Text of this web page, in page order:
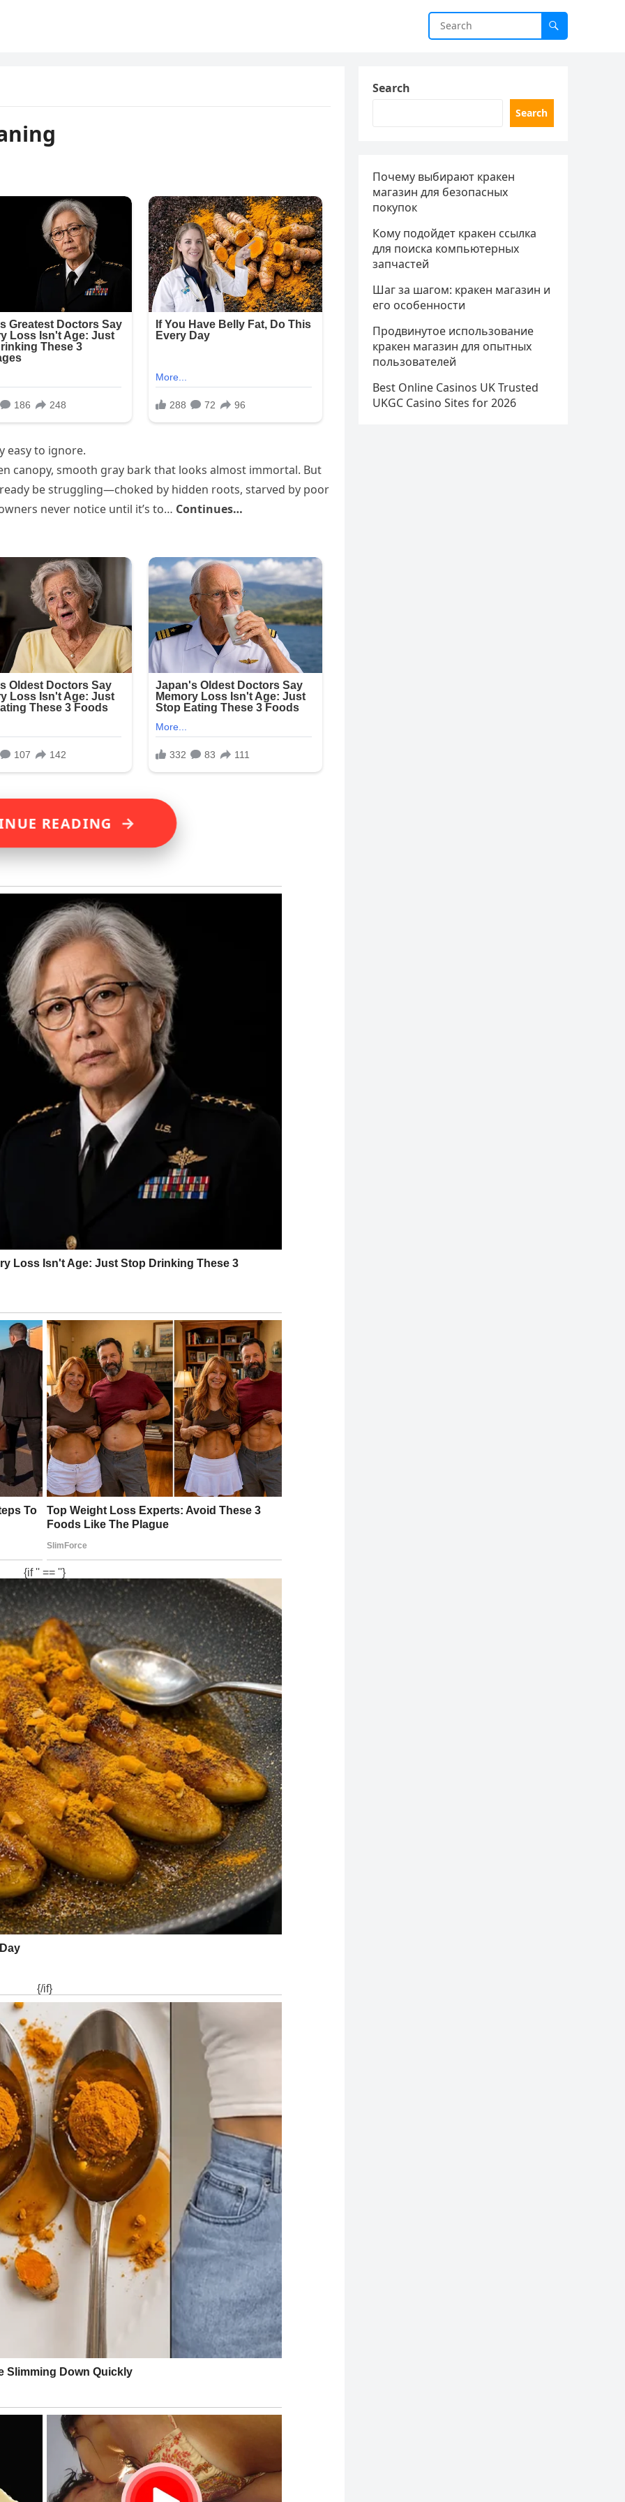
easy to ignore.
canopy, smooth gray bark that looks almost immortal. But
be struggling—choked by hidden roots, starved by poor
never notice until it’s to… Continues…
READING →
Search
Search
Почему выбирают кракен
магазин для безопасных
покупок
Кому подойдет кракен ссылка
для поиска компьютерных
запчастей
Шаг за шагом: кракен магазин и
его особенности
Продвинутое использование
кракен магазин для опытных
пользователей
Best Online Casinos UK Trusted
UKGC Casino Sites for 2026